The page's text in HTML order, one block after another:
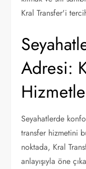
Kral Transfer'i
Adresi:
Seyahatlerde
transfer hizmetini
noktada, Kral
anlayışıyla öne